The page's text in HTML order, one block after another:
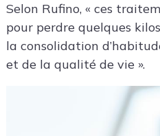
Selon Rufino, « ces
pour perdre quelques
la consolidation
et de la qualité de vie ».